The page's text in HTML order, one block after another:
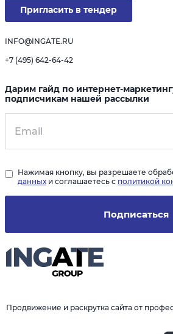
Продвижение и раскрутка сайта от
Пригласить в тендер
INFO@INGATE.RU
+7 (495) 642-64-42
Дарим гайд по интернет-
подписчикам нашей рассылки
Подписаться
Нажимая кнопку, вы разрешаете
данных и соглашаетесь с политикой